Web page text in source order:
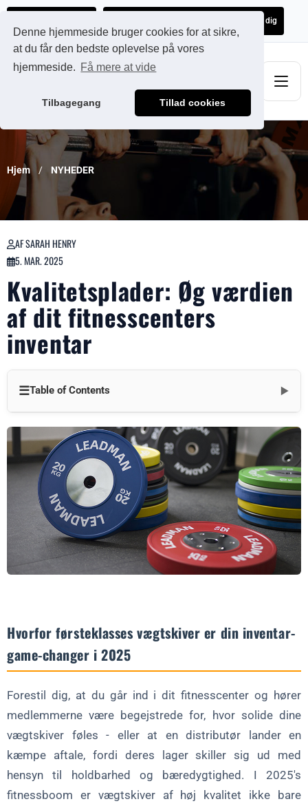
Denne hjemmeside bruger cookies for at sikre,
at du får den bedste oplevelse på vores
hjemmeside. Få mere at vide
Tilbagegang Tillad cookies
Få et uforpligtende tilbud skræddersyet til dig
Hjem NYHEDER
AF SARAH HENRY
5. MAR. 2025
Kvalitetsplader: Øg værdien
af dit fitnesscenters
inventar
☰Table of Contents ▼
changer i 2025
Hvorfor holdbare plader gør dit lager mere værd
Hvordan kvalitetsplader sparer dig tid og penge
Hvorfor grønne tallerkener tiltrækker miljøbevidste kunder
Sådan vinder kvalitetstallerkener kunder og øger indtjeningen
Er du klar til at opgradere dit lager med kvalitetsplader?
Hvor længe holder førsteklasses plader egentlig?
Er kvalitetsplader den ekstra pris værd?
Hvordan vælger man bedst kvalitetsplader?
Hvordan holder jeg pladerne i topform?
Hvorfor førsteklasses vægtskiver er din inventar-
game-changer i 2025
Forestil dig, at du går ind i dit fitnesscenter og hører
medlemmerne være begejstrede for, hvor solide dine
vægtskiver føles - eller at en distributør lander en
kæmpe aftale, fordi deres lager skiller sig ud med
hensyn til holdbarhed og bæredygtighed. I 2025's
fitnessboom er vægtskiver af høj kvalitet ikke bare